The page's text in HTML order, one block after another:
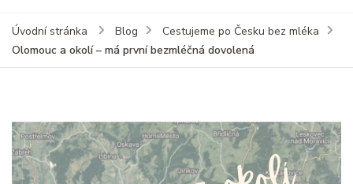
Úvodní stránka Blog
Cestujeme po Česku bez mléka
Olomouc a okolí – má první bezmléčná dovolená